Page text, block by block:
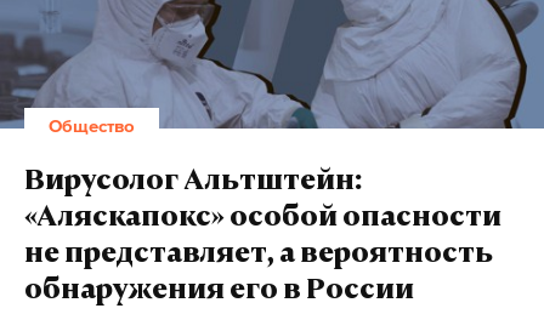
Общество
Вирусолог Альтштейн:
«Аляскапокс» особой опасности
не представляет, а вероятность
обнаружения его в России